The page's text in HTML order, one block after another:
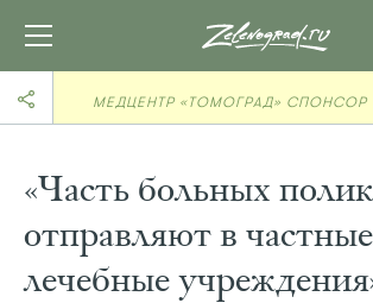
МЕДЦЕНТР «ТОМОГРАД» СПОНСОР
«Часть больных
отправляют в частные
лечебные